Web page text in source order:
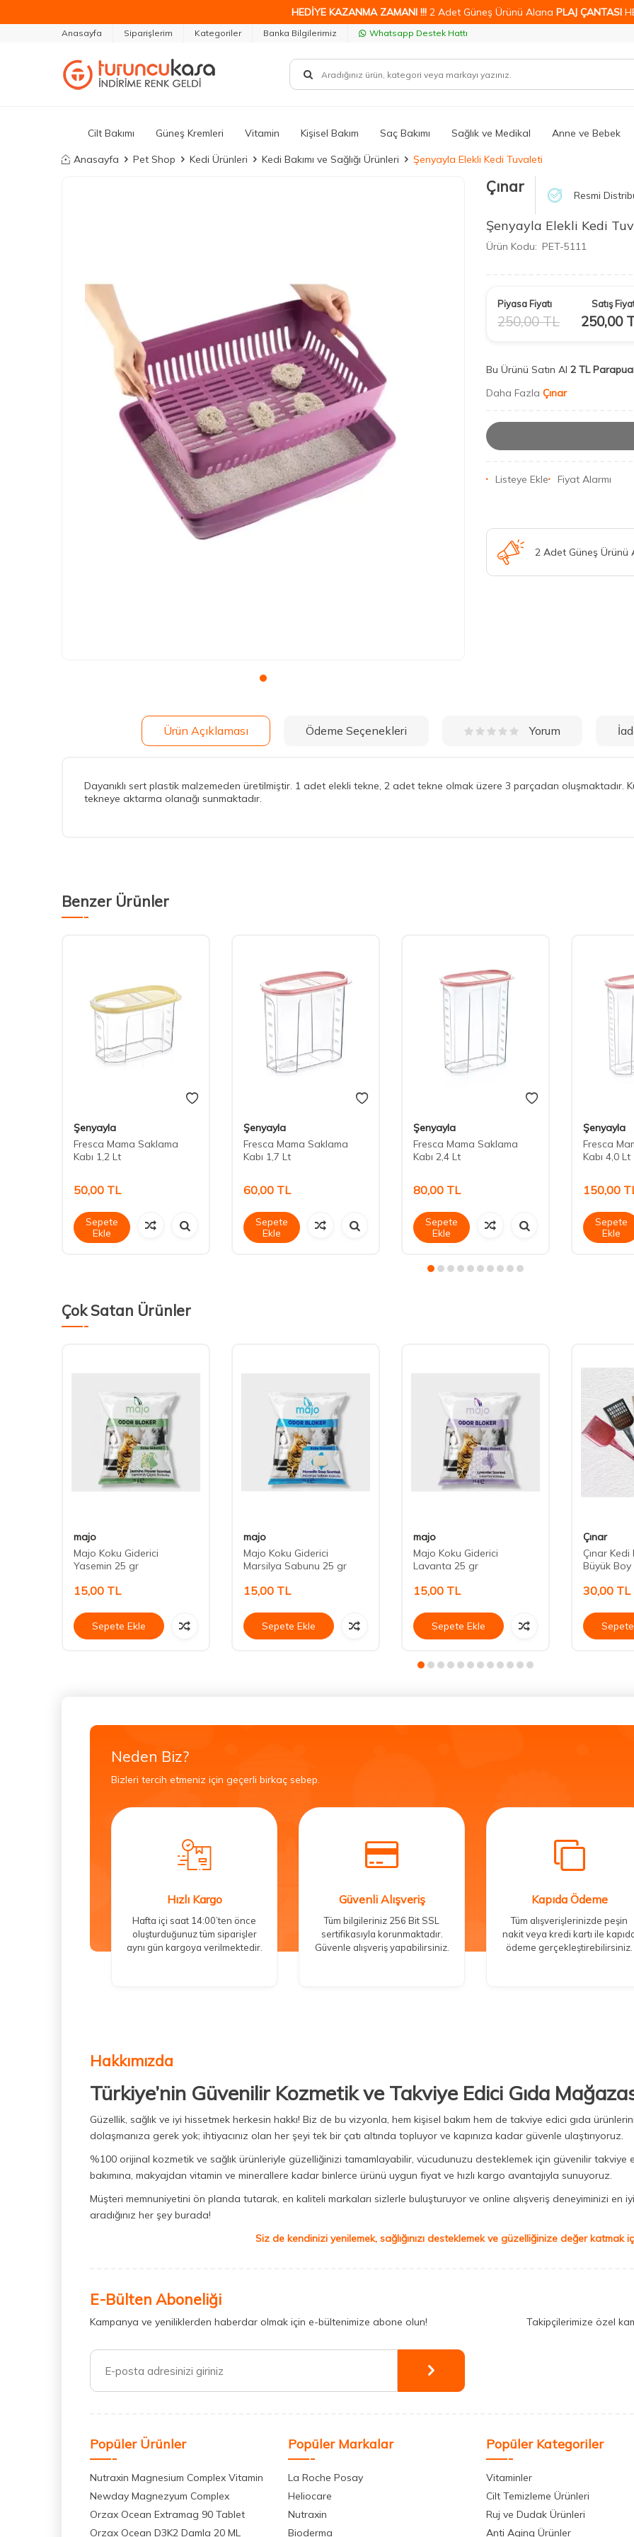
HEDİYE KAZANMA ZAMANI !!! 2 Adet Güneş Ürünü Alana PLAJ ÇANTASI
Anasayfa Siparişlerim Kategoriler Banka Bilgilerimiz Whatsapp Destek Hattı
Cilt Bakımı Güneş Kremleri Vitamin Kişisel Bakım Saç Bakımı Sağlık ve Medikal Anne ve Bebek
Anasayfa Pet Shop Kedi Ürünleri Kedi Bakımı ve Sağlığı Ürünleri Şenyayla Elekli Kedi Tuvaleti
Çınar Resmi
Şenyayla Elekli Kedi
Ürün Kodu: PET-5111
Piyasa Fiyatı
250,00TL
Satış
250,00
Bu Ürünü Satın Al 2 TL
Daha Fazla Çınar
Listeye Ekle Fiyat Alarmı
2 Adet Güneş Ürünü
Ürün Açıklaması Ödeme Seçenekleri Yorum
Dayanıklı sert plastik malzemeden üretilmiştir. 1 adet elekli tekne, 2 adet tekne olmak üzere 3 parçadan oluşmaktadır.
tekneye aktarma olanağı sunmaktadır.
Benzer Ürünler
Şenyayla
Fresca Mama Saklama
Kabı 1,2 Lt
50,00 TL
Sepete
Ekle
Şenyayla
Fresca Mama Saklama
Kabı 1,7 Lt
60,00 TL
Sepete
Ekle
Şenyayla
Fresca Mama Saklama
Kabı 2,4 Lt
80,00 TL
Sepete
Ekle
Şenyayla
Fresca
Kabı 4,0 Lt
150,00
Sepete
Ekle
Çok Satan Ürünler
majo
Majo Koku Giderici
Yasemin 25 gr
15,00 TL
Sepete Ekle
majo
Majo Koku Giderici
Marsilya Sabunu 25 gr
15,00 TL
Sepete Ekle
majo
Majo Koku Giderici
Lavanta 25 gr
15,00 TL
Sepete Ekle
Çınar
Çınar Kedi
Büyük Boy
30,00 TL
Neden Biz?
Bizleri tercih etmeniz için geçerli birkaç sebep.
Hızlı Kargo
Hafta içi saat 14:00’ten önce
oluşturduğunuz tüm siparişler
aynı gün kargoya verilmektedir.
Güvenli Alışveriş
Tüm bilgileriniz 256 Bit SSL
sertifikasıyla korunmaktadır.
Güvenle alışveriş yapabilirsiniz.
Kapıda Ödeme
Tüm alışverişlerinizde peşin
nakit veya kredi kartı ile
ödeme gerçekleştirebilirsiniz.
Hakkımızda
Türkiye’nin Güvenilir Kozmetik ve Takviye Edici Gıda
Güzellik, sağlık ve iyi hissetmek herkesin hakkı! Biz de bu vizyonla, hem kişisel bakım hem de takviye edici gıda
dolaşmanıza gerek yok; ihtiyacınız olan her şeyi tek bir çatı altında topluyor ve kapınıza kadar güvenle ulaştırıyoruz.
%100 orijinal kozmetik ve sağlık ürünleriyle güzelliğinizi tamamlayabilir, vücudunuzu desteklemek için güvenilir takviye
bakımına, makyajdan vitamin ve minerallere kadar binlerce ürünü uygun fiyat ve hızlı kargo avantajıyla sunuyoruz.
Müşteri memnuniyetini ön planda tutarak, en kaliteli markaları sizlerle buluşturuyor ve online alışveriş deneyiminizi en
aradığınız her şey burada!
Siz de kendinizi yenilemek, sağlığınızı desteklemek ve güzelliğinize değer katmak
E-Bülten Aboneliği
Kampanya ve yeniliklerden haberdar olmak için e-bültenimize abone olun! Takipçilerimize özel
Popüler Ürünler
Nutraxin Magnesium Complex Vitamin
Newday Magnezyum Complex
Orzax Ocean Extramag 90 Tablet
Orzax Ocean D3K2 Damla 20 ML
Popüler Markalar
La Roche Posay
Heliocare
Nutraxin
Bioderma
Popüler Kategoriler
Vitaminler
Cilt Temizleme Ürünleri
Ruj ve Dudak Ürünleri
Anti Aging Ürünler